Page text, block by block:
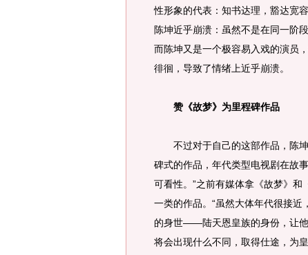
性形象的代表：知书达理，豁达宽
陈坤近乎崩溃：虽然不是在同一阶
而陈坤又是一个极容易入戏的演员
徘徊，导致了情绪上近乎崩溃。
赞《故梦》为里程碑作品
不过对于自己的这部作品，陈坤
碑式的作品，年代类型电视剧在故
可看性。”之前有媒体拿《故梦》
一类的作品。“虽然大体年代很接
的身世——陆天恩皇族的身份，让
将会出现什么不同，取得仕途，为